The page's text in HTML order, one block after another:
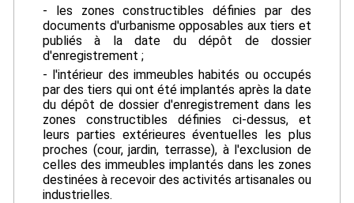
- les zones constructibles définies par des
documents d'urbanisme opposables aux tiers et
publiés à la date du dépôt de dossier
d'enregistrement ;
- l'intérieur des immeubles habités ou occupés
par des tiers qui ont été implantés après la date
du dépôt de dossier d'enregistrement dans les
zones constructibles définies ci-dessus, et
leurs parties extérieures éventuelles les plus
proches (cour, jardin, terrasse), à l'exclusion de
celles des immeubles implantés dans les zones
destinées à recevoir des activités artisanales ou
industrielles.